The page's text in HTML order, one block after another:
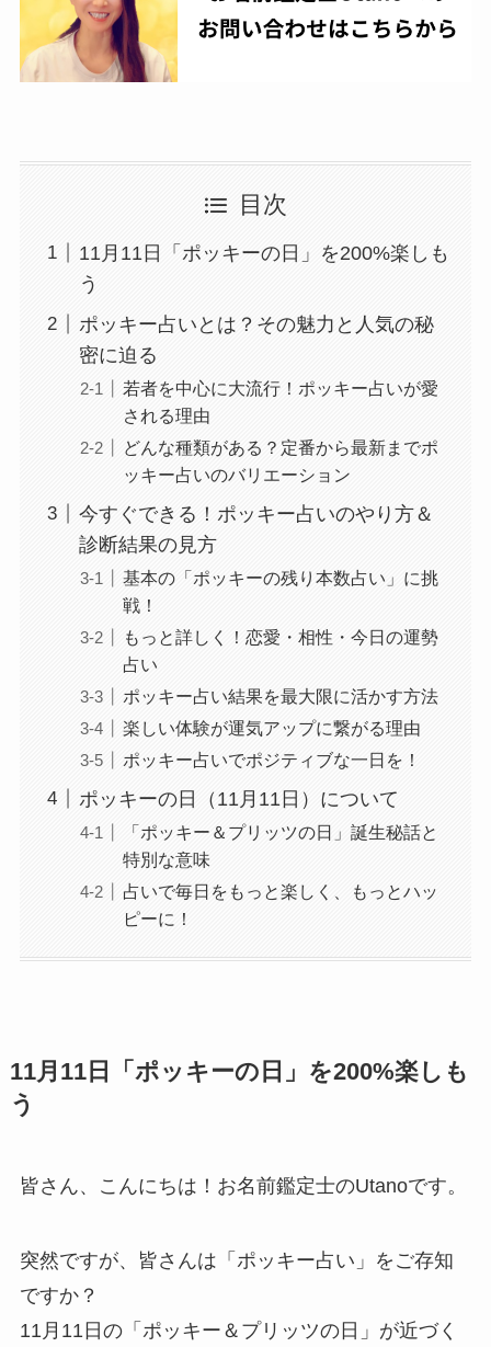
目次
11月11日「ポッキーの日」を200%楽しも
う
ポッキー占いとは？その魅力と人気の秘
密に迫る
若者を中心に大流行！ポッキー占いが愛
される理由
どんな種類がある？定番から最新までポ
ッキー占いのバリエーション
今すぐできる！ポッキー占いのやり方＆
診断結果の見方
基本の「ポッキーの残り本数占い」に挑
戦！
もっと詳しく！恋愛・相性・今日の運勢
占い
ポッキー占い結果を最大限に活かす方法
楽しい体験が運気アップに繋がる理由
ポッキー占いでポジティブな一日を！
ポッキーの日（11月11日）について
「ポッキー＆プリッツの日」誕生秘話と
特別な意味
占いで毎日をもっと楽しく、もっとハッ
ピーに！
11月11日「ポッキーの日」を200%楽しも
う
皆さん、こんにちは！お名前鑑定士のUtanoです。
突然ですが、皆さんは「ポッキー占い」をご存知
ですか？
11月11日の「ポッキー＆プリッツの日」が近づく